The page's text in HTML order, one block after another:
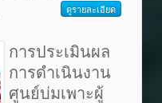
ดูรายละเอียด
การประเมินผล
การดำเนินงาน
ศูนย์บ่มเพาะผู้